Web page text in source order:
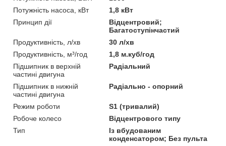
Потужність насоса, кВт
1,8 кВт
Принцип дії
Відцентровий;
Багатоступінчастий
Продуктивність, л/хв
30 л/хв
Продуктивність, м³/год
1,8 м.куб/год
Підшипник в верхній
частині двигуна
Радіальний
Підшипник в нижній
частині двигуна
Радіально - опорний
Режим роботи
S1 (тривалий)
Робоче колесо
Відцентрового типу
Тип
Із вбудованим
конденсатором; Без пульта